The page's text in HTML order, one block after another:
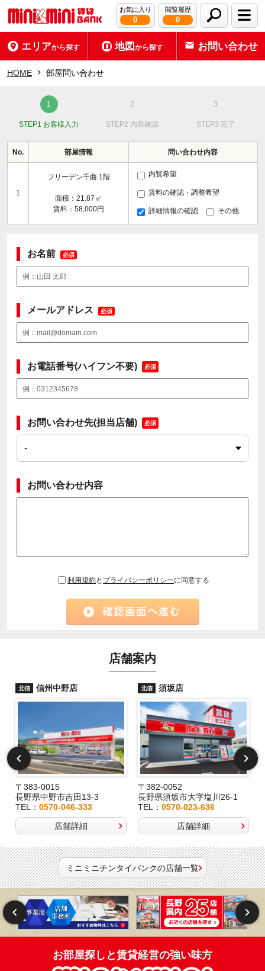
お気に入り
0
閲覧履歴
0
エリアから探す 地図から探す お問い合わせ
HOME 部屋問い合わせ
STEP1 お客様入力 STEP2 内容確認 STEP3 完了
No. 部屋情報 問い合わせ内容
1
フリーデン千曲 1階
面積：21.87㎡
賃料：58,000円
内覧希望
賃料の確認・調整希望
詳細情報の確認 その他
お名前 必須
メールアドレス 必須
お電話番号(ハイフン不要) 必須
お問い合わせ先(担当店舗) 必須
お問い合わせ内容
利用規約と プライバシーポリシーに同意する
店舗案内
北信 信州中野店
〒383-0015
長野県中野市吉田13-3
TEL： 0570-046-333
店舗詳細
北信 須坂店
〒382-0052
長野県須坂市大字塩川26-1
TEL：0570-023-636
店舗詳細
ミニミニチンタイバンクの店舗一覧
お部屋探しと賃貸経営の強い味方